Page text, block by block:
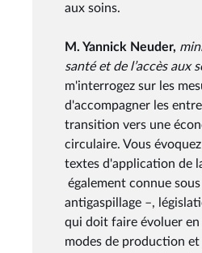
aux soins.
M. Yannick Neuder,
santé et de l’accès aux
m'interrogez sur les
d'accompagner les
transition vers une
circulaire. Vous
textes d'application de
également connue
antigaspillage –,
qui doit faire évoluer
modes de production et